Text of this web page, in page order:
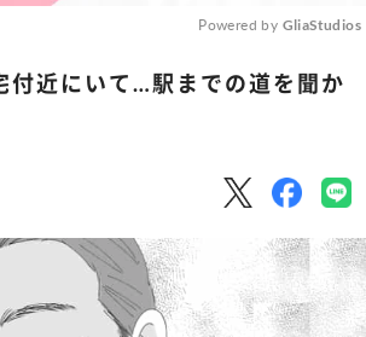
Mute
Powered by GliaStudios
付近にいて…駅までの道を聞か